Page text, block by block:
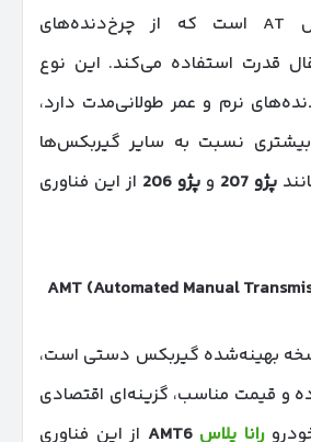
اتوماتیک، گیربکس AT است که از چرخ‌دنده‌های
قدرت استفاده می‌کند. این نوع
نرم و عمر طولانی‌مدت دارد،
نسبت به سایر گیربکس‌ها
پژو 207 و پژو 206
از این فناوری
بهینه‌شده گیربکس دستی است،
و قیمت مناسب، گزینه‌ای اقتصادی
رانا پلاس AMT6
از این فناوری